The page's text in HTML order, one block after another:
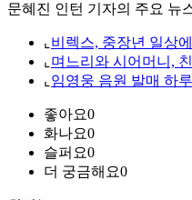
문혜진 인턴 기자의 주요 뉴
⌞ 비렉스, 중장년 일상
⌞ 며느리와 시어머니,
⌞ 임영웅 음원 발매 하
좋아요0
화나요0
슬퍼요0
더 궁금해요0